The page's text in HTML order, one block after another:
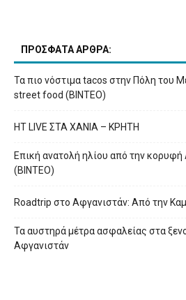
ΠΡΟΣΦΑΤΑ ΑΡΘΡΑ:
Τα πιο νόστιμα tacos στην Πόλη του
street food (ΒΙΝΤΕΟ)
HT LIVE ΣΤΑ ΧΑΝΙΑ – ΚΡΗΤΗ
Επική ανατολή ηλίου από την κορυφή
(ΒΙΝΤΕΟ)
Roadtrip στο Αφγανιστάν: Από την
Τα αυστηρά μέτρα ασφαλείας στα
Αφγανιστάν